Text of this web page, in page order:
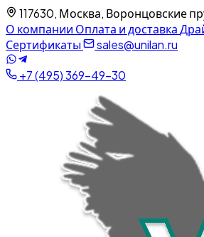
117630, Москва, Воронцовские
О компании Оплата и доставка
Сертификаты
sales@unilan.ru
+7 (495) 369-49-30